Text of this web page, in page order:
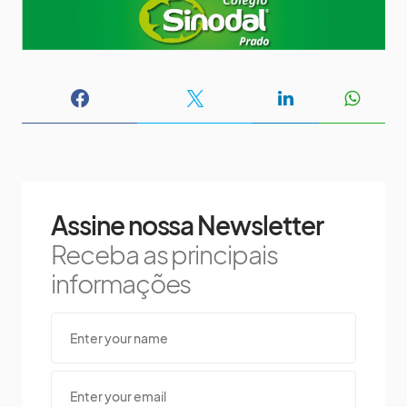
Assine nossa Newsletter
Receba as principais
informações